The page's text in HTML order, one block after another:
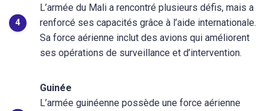
L’armée du Mali a rencontré plusieurs défis, mais a
renforcé ses capacités grâce à l’aide internationale.
Sa force aérienne inclut des avions qui améliorent
ses opérations de surveillance et d’intervention.
Guinée
L’armée guinéenne possède une force aérienne